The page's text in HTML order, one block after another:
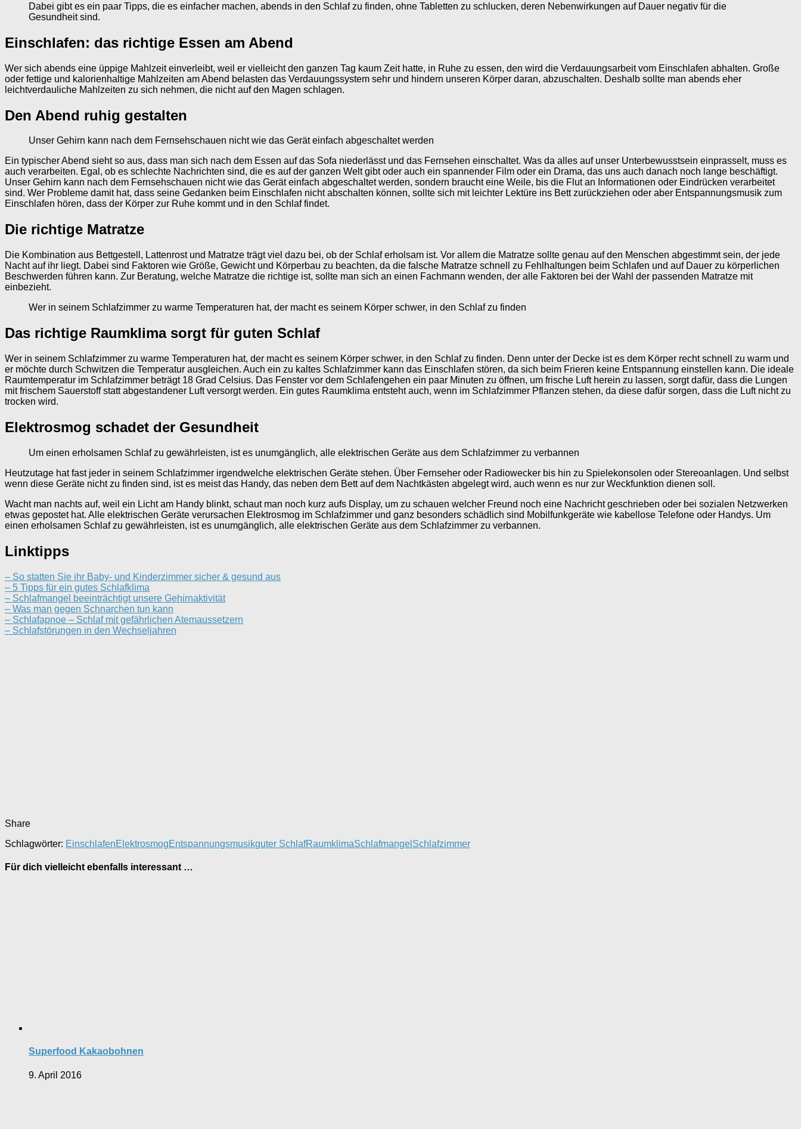
Dabei gibt es ein paar Tipps, die es einfacher machen, abends in den Schlaf zu finden, ohne Tabletten zu schlucken, deren Nebenwirkungen auf Dauer negativ für die
Gesundheit sind.
Einschlafen: das richtige Essen am Abend
Wer sich abends eine üppige Mahlzeit einverleibt, weil er vielleicht den ganzen Tag kaum Zeit hatte, in Ruhe zu essen, den wird die Verdauungsarbeit vom Einschlafen abhalten. Große
oder fettige und kalorienhaltige Mahlzeiten am Abend belasten das Verdauungssystem sehr und hindern unseren Körper daran, abzuschalten. Deshalb sollte man abends eher
leichtverdauliche Mahlzeiten zu sich nehmen, die nicht auf den Magen schlagen.
Den Abend ruhig gestalten
Unser Gehirn kann nach dem Fernsehschauen nicht wie das Gerät einfach abgeschaltet werden
Ein typischer Abend sieht so aus, dass man sich nach dem Essen auf das Sofa niederlässt und das Fernsehen einschaltet. Was da alles auf unser Unterbewusstsein einprasselt, muss es
auch verarbeiten. Egal, ob es schlechte Nachrichten sind, die es auf der ganzen Welt gibt oder auch ein spannender Film oder ein Drama, das uns auch danach noch lange beschäftigt.
Unser Gehirn kann nach dem Fernsehschauen nicht wie das Gerät einfach abgeschaltet werden, sondern braucht eine Weile, bis die Flut an Informationen oder Eindrücken verarbeitet
sind. Wer Probleme damit hat, dass seine Gedanken beim Einschlafen nicht abschalten können, sollte sich mit leichter Lektüre ins Bett zurückziehen oder aber Entspannungsmusik zum
Einschlafen hören, dass der Körper zur Ruhe kommt und in den Schlaf findet.
Die richtige Matratze
Die Kombination aus Bettgestell, Lattenrost und Matratze trägt viel dazu bei, ob der Schlaf erholsam ist. Vor allem die Matratze sollte genau auf den Menschen abgestimmt sein, der jede
Nacht auf ihr liegt. Dabei sind Faktoren wie Größe, Gewicht und Körperbau zu beachten, da die falsche Matratze schnell zu Fehlhaltungen beim Schlafen und auf Dauer zu körperlichen
Beschwerden führen kann. Zur Beratung, welche Matratze die richtige ist, sollte man sich an einen Fachmann wenden, der alle Faktoren bei der Wahl der passenden Matratze mit
einbezieht.
Wer in seinem Schlafzimmer zu warme Temperaturen hat, der macht es seinem Körper schwer, in den Schlaf zu finden
Das richtige Raumklima sorgt für guten Schlaf
Wer in seinem Schlafzimmer zu warme Temperaturen hat, der macht es seinem Körper schwer, in den Schlaf zu finden. Denn unter der Decke ist es dem Körper recht schnell zu warm und
er möchte durch Schwitzen die Temperatur ausgleichen. Auch ein zu kaltes Schlafzimmer kann das Einschlafen stören, da sich beim Frieren keine Entspannung einstellen kann. Die ideale
Raumtemperatur im Schlafzimmer beträgt 18 Grad Celsius. Das Fenster vor dem Schlafengehen ein paar Minuten zu öffnen, um frische Luft herein zu lassen, sorgt dafür, dass die Lungen
mit frischem Sauerstoff statt abgestandener Luft versorgt werden. Ein gutes Raumklima entsteht auch, wenn im Schlafzimmer Pflanzen stehen, da diese dafür sorgen, dass die Luft nicht zu
trocken wird.
Elektrosmog schadet der Gesundheit
Um einen erholsamen Schlaf zu gewährleisten, ist es unumgänglich, alle elektrischen Geräte aus dem Schlafzimmer zu verbannen
Heutzutage hat fast jeder in seinem Schlafzimmer irgendwelche elektrischen Geräte stehen. Über Fernseher oder Radiowecker bis hin zu Spielekonsolen oder Stereoanlagen. Und selbst
wenn diese Geräte nicht zu finden sind, ist es meist das Handy, das neben dem Bett auf dem Nachtkästen abgelegt wird, auch wenn es nur zur Weckfunktion dienen soll.
Wacht man nachts auf, weil ein Licht am Handy blinkt, schaut man noch kurz aufs Display, um zu schauen welcher Freund noch eine Nachricht geschrieben oder bei sozialen Netzwerken
etwas gepostet hat. Alle elektrischen Geräte verursachen Elektrosmog im Schlafzimmer und ganz besonders schädlich sind Mobilfunkgeräte wie kabellose Telefone oder Handys. Um
einen erholsamen Schlaf zu gewährleisten, ist es unumgänglich, alle elektrischen Geräte aus dem Schlafzimmer zu verbannen.
Linktipps
– So statten Sie ihr Baby- und Kinderzimmer sicher & gesund aus
– 5 Tipps für ein gutes Schlafklima
– Schlafmangel beeinträchtigt unsere Gehirnaktivität
– Was man gegen Schnarchen tun kann
– Schlafapnoe – Schlaf mit gefährlichen Atemaussetzern
– Schlafstörungen in den Wechseljahren
Share
Schlagwörter: EinschlafenElektrosmogEntspannungsmusikguter SchlafRaumklimaSchlafmangel Schlafzimmer
Für dich vielleicht ebenfalls interessant …
Superfood Kakaobohnen
9. April 2016